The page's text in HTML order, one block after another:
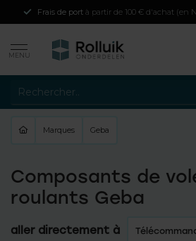
Frais de port à partir de 100 € d'achat (en
MENU
Marques Geba
Composants de
roulants Geba
aller directement à